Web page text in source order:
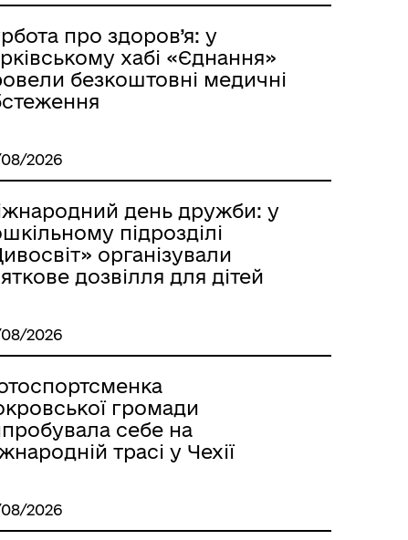
про здоров’я: у
хабі «Єднання»
безкоштовні медичні
2026
день дружби: у
підрозділі
організували
дозвілля для дітей
2026
громади
себе на
трасі у Чехії
2026